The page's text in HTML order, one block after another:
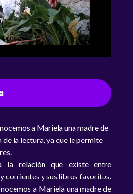
a Mariela una madre de
la lectura, ya que le permite
la relación que existe entre
corrientes y sus libros favoritos.
a Mariela una madre de